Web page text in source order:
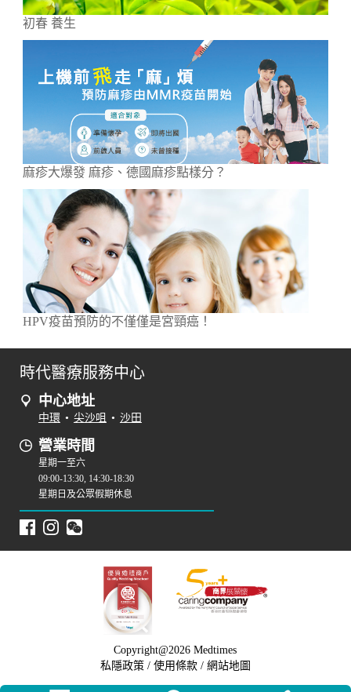
初春 養生
麻疹大爆發 麻疹、德國麻疹點樣分？
HPV疫苗預防的不僅僅是宮頸癌！
時代醫療服務中心
中心地址
中環 • 尖沙咀 • 沙田
營業時間
星期一至六
09:00-13:30, 14:30-18:30
星期日及公眾假期休息
Copyright@2026 Medtimes
私隱政策 / 使用條款/ 網站地圖